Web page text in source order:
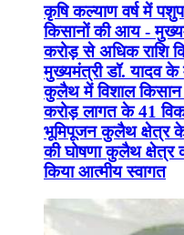
कृषि कल्याण वर्ष में
किसानों की आय -
करोड़ से अधिक राशि
मुख्यमंत्री डॉ. यादव
कुलैथ में विशाल
करोड़ लागत के 41
भूमिपूजन कुलैथ क्षेत्र के
की घोषणा कुलैथ क्षेत्र
किया आत्मीय स्वागत